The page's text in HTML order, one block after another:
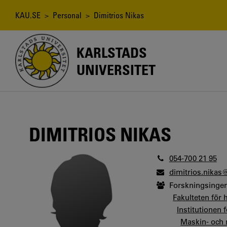
Länkstig
KAU.SE > Personal > Dimitrios Nikas
KARLSTADS
UNIVERSITET
DIMITRIOS NIKAS
054-700 21 95
Fakulteten för
Institutionen
Maskin- och